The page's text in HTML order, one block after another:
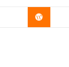
Buy Now